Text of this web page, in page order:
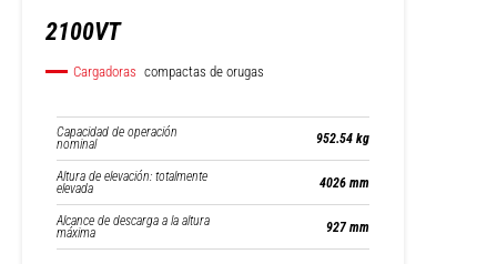
2100VT
Cargadoras compactas de orugas
Capacidad de operación
nominal 952.54 kg
Altura de elevación: totalmente
elevada 4026 mm
Alcance de descarga a la altura
máxima 927 mm